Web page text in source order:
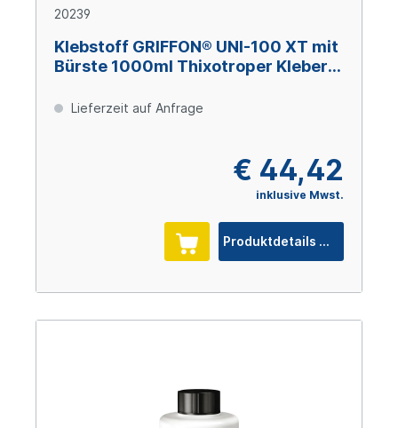
20239
Klebstoff GRIFFON® UNI-100 XT mit
Bürste 1000ml Thixotroper Kleber
Lieferzeit auf Anfrage
€ 44,42
inklusive Mwst.
Produktdetails